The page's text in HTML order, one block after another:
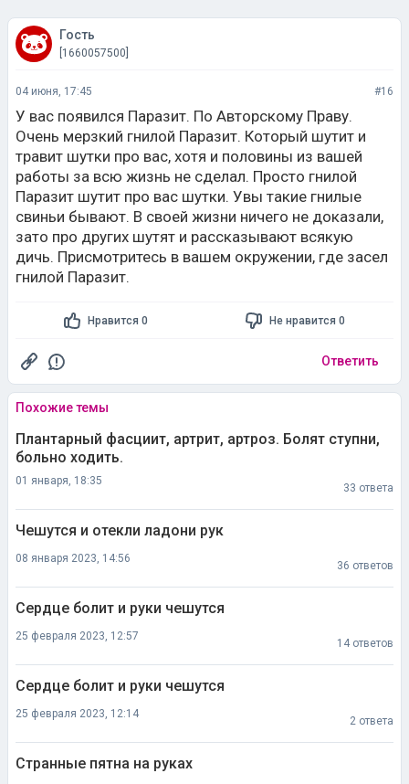
Гость
[1660057500]
04 июня, 17:45 #16
У вас появился Паразит. По Авторскому Праву.
Очень мерзкий гнилой Паразит. Который шутит и
травит шутки про вас, хотя и половины из вашей
работы за всю жизнь не сделал. Просто гнилой
Паразит шутит про вас шутки. Увы такие гнилые
свиньи бывают. В своей жизни ничего не доказали,
зато про других шутят и рассказывают всякую
дичь. Присмотритесь в вашем окружении, где засел
гнилой Паразит.
Нравится 0 Не нравится 0
Ответить
Похожие темы
Плантарный фасциит, артрит, артроз. Болят ступни,
больно ходить.
01 января, 18:35
33 ответа
Чешутся и отекли ладони рук
08 января 2023, 14:56
36 ответов
Сердце болит и руки чешутся
25 февраля 2023, 12:57
14 ответов
Сердце болит и руки чешутся
25 февраля 2023, 12:14
2 ответа
Странные пятна на руках